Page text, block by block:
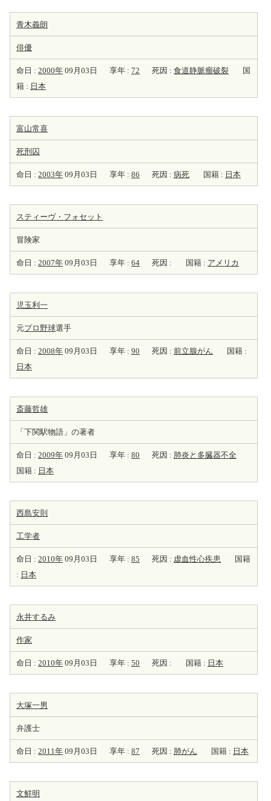
青木義朗
俳優
命日 : 2000年 09月03日 享年 : 72 死因 : 食道静脈瘤破裂
国
籍 : 日本
富山常喜
死刑囚
命日 : 2003年 09月03日 享年 : 86 死因 : 病死 国籍 : 日本
スティーヴ・フォセット
冒険家
命日 : 2007年 09月03日 享年 : 64 死因 : 国籍 : アメリカ
児玉利一
元プロ野球選手
命日 : 2008年 09月03日 享年 : 90 死因 : 前立腺がん
国籍 :
日本
斎藤哲雄
「下関駅物語」の著者
命日 : 2009年 09月03日 享年 : 80 死因 : 肺炎と多臓器不全
国籍 : 日本
西島安則
工学者
命日 : 2010年 09月03日 享年 : 85 死因 : 虚血性心疾患
国籍
: 日本
永井するみ
作家
命日 : 2010年 09月03日 享年 : 50 死因 : 国籍 : 日本
大塚一男
弁護士
命日 : 2011年 09月03日 享年 : 87 死因 : 肺がん 国籍 : 日本
文鮮明